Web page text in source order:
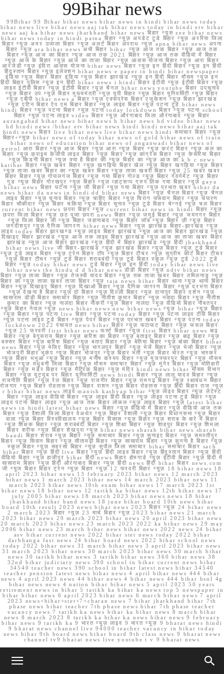
99Bihar news
99Bihar 99 Bihar bihar news bihar news in hindi bihar news today
bihar news live bihar news aaj tak bihar news today in hindi etv bihar
news aaj ka bihar news jharkhand bihar news बिहार न्यूस zee bihar news
bihar news today in hindi patna बिहार न्यूज़ अपडेट टुडे बिहार न्यूज़ अररिया जिला
बिहार न्यूज़ अमर उजाला बिहार न्यूज़ अलर्ट बिहार अपराध न्यूज़ apna bihar news अपना
बिहार न्यूज़ ara bihar news अभी बिहार bihar न्यूज़ आज तक बिहार न्यूज़ आज तक
बिहार न्यूज़ आज का बिहार न्यूज़ आज तक 2021 बिहार न्यूज़ आज तक वीडियो में बिहार
न्यूज़ आज के बिहार न्यूज़ आज का ताजा बिहार न्यूज़ आवास योजना बिहार न्यूज़ आरा बिहार
आरजेडी न्यूज़ इंदिरा आवास योजना bihar news बिहार न्यूज़ इन हिंदी बिहार न्यूज़ इन हिंदी
हिंदुस्तान बिहार न्यूज़ इलेक्शन bihar news e paper in hindi bihar newspaper
इंडिया न्यूज़ बिहार बिहार इंडिया न्यूज़ बिहार झारखंड न्यूज़ इन हिंदी बिहार मौसम न्यूज़ इन
हिंदी बिहार पुलिस न्यूज़ इन हिंदी bihar news i hindi बिहार ईटीवी न्यूज़ ईटीवी बिहार न्यूज़
लाइव ईटीवी बिहार न्यूज़ ईटीवी बिहार न्यूज़ चैनल bihar news youtube बिहार उपचुनाव
न्यूज़ बिहार उप न्यूज़ बिहार मुख्यमंत्री न्यूज़ यूपी बिहार न्यूज़ बिहार यूनिवर्सिटी न्यूज़ बिहार
न्यूज़ एबीपी bihar news a बिहार न्यूज़ एक्सप्रेस बिहार एजुकेशन न्यूज़ बिहार झारखंड
न्यूज़ एटिन बिहार ऐप एम बिहार बिहार न्यूज़ लाइव बिहार न्यूज़ पटना टुडे bihar news
hindi बिहार न्यूज़ पटना बिहार न्यूज़ पटना today lockdown बिहार न्यूज़ पटना school
बिहार न्यूज़ पटना लाइव video बिहार न्यूज़ औरंगाबाद जिला औरंगाबाद न्यूज़ बिहार
aurangabad bihar news bihar news h bihar news hd video bihar news
hd hindi news /bihar etv bihar news hindi hindi news bihar aaj tak
hindi news बिहार live bihar news live bihar news hindi समाचार बिहार न्यूज़
बिहार+न्यूज़ bihar news of today bihar news of gold bihar news of train
bihar news of education bihar news of anganwadi bihar news of
petrol आरा बिहार न्यूज़ आज बिहार न्यूज़ आरा न्यूज़ बिहार न्यूज़ करंट बिहार न्यूज़ कल का
बिहार न्यूज़ क्राइम केजीपी लाइव बिहार न्यूज़ बिहार न्यूज़ कांग्रेस बिहार न्यूज़ केसरिया बिहार
न्यूज़ किडनी बिहार न्यूज़ क्या है बिहार की न्यूज़ बिहार का न्यूज़ आज का k b c news
katihar बिहार न्यूज़ खबर बिहार न्यूज़ खगड़िया बिहार खेल न्यूज़ बिहार खगड़िया न्यूज़ बिहार
न्यूज़ ताजा खबर बिहार का न्यूज़ खबर बिहार न्यूज़ ताजा खबरी बिहार न्यूज़ 25 खबर खबर
बिहार बिहार न्यूज़ गोपालगंज बिहार न्यूज़ गया बिहार गोल्ड न्यूज़ बिहार गवर्नमेंट न्यूज़ बिहार
गुड न्यूज़ बिहार गोरखपुर न्यूज़ बिहार न्यूज़ व्हाट्सप्प ग्रुप लिंक गया बिहार न्यूज़ gaya
bihar news बिहार घटना न्यूज़ जी बिहार न्यूज़ गया बिहार न्यूज़ प्रभात खबर bihar da
news bihar da news in hindi dd bihar news बिहार न्यूज़ चैनल बिहार न्यूज़ चैनल
लाइव बिहार न्यूज़ चुनाव बिहार न्यूज़ चाहिए बिहार न्यूज़ चिराग पासवान बिहार न्यूज़ चंपारण
बिहार चौकीदार न्यूज़ बिहार चकिया न्यूज़ बिहार चुनाव न्यूज़ टुडे बिहार चेन्नई न्यूज़ चल बिहार
current bihar news छपरा बिहार न्यूज़ current bihar news in hindi बिहार न्यूज़
छपरा जिला बिहार न्यूज़ छठ पूजा छपरा news बिहार न्यूज़ जमुई बिहार न्यूज़ जयनगर बिहार
न्यूज़ जिला बिहार जी न्यूज़ बिहार जहानाबाद न्यूज़ बिहार जॉब न्यूज़ बिहार ज़ी न्यूज़ बिहार
जगदीशपुर न्यूज़ दैनिक जागरण bihar news बिहार न्यूज़ झारखंड बिहार-झारखंड न्यूज़
लाइव today बिहार झारखण्ड न्यूज़ लाइव बिहार झारखंड न्यूज़ आज का बिहार झारखंड न्यूज़
दिखाइए बिहार झारखंड न्यूज़ आज तक लाइव बिहार झारखंड न्यूज़ आज का ताजा खबर बिहार
झारखंड न्यूज़ आज बिहार झारखंड न्यूज़ हिंदी में बिहार झारखंड न्यूज़ हिंदी jharkhand
bihar news live जी बिहार-झारखंड न्यूज़ झारखंड बिहार न्यूज़ बिहार न्यूज़ टुडे बिहार
न्यूज़ टुडे लाइव बिहार न्यूज़ ट्रेन बिहार टॉप न्यूज़ बिहार टीचर न्यूज़ सुप्रीम कोर्ट बिहार टीचर
न्यूज़ बिहार टीचर न्यूज़ टुडे बिहार शराबबंदी न्यूज़ टुडे बिहार स्कूल न्यूज़ टुडे 2022 टुडे
बिहार न्यूज़ today bihar news टुडे बिहार न्यूज़ इन हिंदी today bihar news live
bihar news the hindu d d bihar news डीडी बिहार न्यूज़ ndtv bihar news
बिहार न्यूज़ ताजा बिहार न्यूज़ तेजस्वी यादव बिहार न्यूज़ तक ताजा खबर बिहार तमिलनाडु न्यूज़
बिहार का न्यूज़ ताजा खबर ताजा बिहार न्यूज़ taja news bihar बिहार थाना न्यूज़ थाना बिहार
बिहार न्यूज़ दिखाइए बिहार न्यूज़ दिखाओ बिहार न्यूज़ दैनिक जागरण बिहार न्यूज़ दरभंगा बिहार
न्यूज़ देखना है बिहार न्यूज़ दो बिहार न्यूज़ दिल्ली बिहार न्यूज़ दानापुर बिहार दर्शन न्यूज़
सासाराम डीडी बिहार समाचार बिहार न्यूज़ नीतीश कुमार बिहार न्यूज़ नवादा बिहार न्यूज़ नीतीश
कुमार का बिहार न्यूज़ नालंदा बिहार नौकरी न्यूज़ बिहार नालंदा न्यूज़ वीडियो बिहार नौबतपुर
न्यूज़ बिहार नेपाल न्यूज़ news bihar news new bihar news न्यूज़ bihar न्यूज़ बिहार
न्यूज़ बिहार न्यूज़ पटना live बिहार न्यूज़ पटना today बिहार न्यूज़ पटना लाइव टीवी बिहार
न्यूज़ पटना लाइव टुडे बिहार न्यूज़ पेपर बिहार न्यूज़ प्रभात खबर बिहार न्यूज़ पटना today
lockdown 2022 पंचायत news bihar बिहार न्यूज़ फटाफट बिहार न्यूज़ फसल बिहार
न्यूज़ 25 फरवरी first bihar news फर्स्ट बिहार न्यूज़ first बिहार bihar news बाढ़
बिहार न्यूज़ बेगूसराय बिहार न्यूज़ बारिश का बिहार न्यूज़ बताइए बिहार न्यूज़ बाढ़ बिहार न्यूज़
बक्सर बिहार न्यूज़ बारिश बिहार न्यूज़ बताएं बिहार न्यूज़ बेतिया बिहार न्यूज़ बांका बिहार bihar
news बिहार न्यूज़ भेजिए बिहार न्यूज़ भागलपुर बिहार न्यूज़ भेजें बिहार न्यूज़ भेजो बिहार न्यूज़
भोजपुरी बिहार भूकंप न्यूज़ बिहार भोजपुर न्यूज़ बिहार भर्ती न्यूज़ बिहार भारत न्यूज़ भास्कर
न्यूज़ बिहार भभुआ न्यूज़ बिहार न्यूज़ मनीष कश्यप बिहार न्यूज़ मुजफ्फरपुर बिहार न्यूज़ मौसम
बिहार न्यूज़ मधुबनी जिला बिहार न्यूज़ मौसम समाचार बिहार न्यूज़ मुंगेर बिहार न्यूज़ मोतिहारी
बिहार न्यूज़ मर्डर बिहार न्यूज़ मैट्रिक बिहार न्यूज़ मंदिर hindi news bihar मौसम विभाग
बिहार न्यूज़ यूट्यूब पर बिहार यूनिवर्सिटी news hindi बिहार न्यूज़ लालू यादव बिहार न्यूज़
राजनीति बिहार न्यूज़ रेल बिहार न्यूज़ राजगीर बिहार न्यूज़ रामगढ़ बिहार न्यूज़ रक्षाबंधन बिहार
रोजगार न्यूज़ बिहार रोहतास न्यूज़ बिहार राशन न्यूज़ बिहार रोहतास न्यूज़ हिंदी बिहार राज न्यूज़
r bihar bihar news लाइव manish kashyap bihar न्यूज़ लाइव बिहार न्यूज़ लेटेस्ट
बिहार न्यूज़ लाइव वीडियो बिहार न्यूज़ लाइव हिंदी बिहार न्यूज़ लाइव पटना टुडे बिहार न्यूज़
लाइव पटना बिहार लाइव न्यूज़ आज तक बिहार लोकल न्यूज़ लाइव बिहार न्यूज़ latest bihar
news in hindi latest bihar news बिहार न्यूज़ वीडियो में बिहार न्यूज़ वीडियो आज तक
बिहार न्यूज़ वैशाली जिला बिहार वेअथेर न्यूज़ बिहार वैशाली न्यूज़ बिहार विधानसभा न्यूज़ बिहार
वाला न्यूज़ बिहार विश्वविद्यालय न्यूज़ बिहार विकास न्यूज़ बिहार न्यूज़ शराब के बारे में बिहार
न्यूज़ शिक्षक बिहार न्यूज़ शराबबंदी बिहार न्यूज़ शिक्षा बिहार न्यूज़ शाहपुर बिहार न्यूज़ शिमला
बिहार शरीफ न्यूज़ बिहार शेखपुरा न्यूज़ bihar news sharab bihar news sharab
bandi बिहार शराब न्यूज़ बिहार न्यूज़ समाचार बिहार न्यूज़ सुनाइए बिहार न्यूज़ समस्तीपुर
बिहार न्यूज़ सिवान बिहार न्यूज़ सीतामढ़ी बिहार न्यूज़ सासाराम बिहार न्यूज़ सुनना है बिहार न्यूज़
स्कूल बिहार न्यूज़ सहरसा बिहार न्यूज़ सुपौल जिला समाचार bihar समाचार बिहार sach
bihar बिहार न्यूज़ हिंदी live बिहार न्यूज़ हिंदी लाइव बिहार न्यूज़ हिंदुस्तान बिहार न्यूज़ हिंदी
वीडियो बिहार न्यूज़ हाजीपुर bihar हिंदी news बिहार होमगार्ड न्यूज़ ईटीवी बिहार न्यूज़ हिंदी में
सासाराम बिहार न्यूज़ हिंदी औरंगाबाद बिहार न्यूज़ हिंदी news हिंदी bihar बिहार news.com
जी न्यूज बिहार बिहार ट्रेन न्यूज़ बिहार न्यूज़ 12 फरवरी बिहार न्यूज़ 18 bihar news 18
april 2023 bihar news 13 february 2023 bihar news 12 march 2023
bihar news 1 march 2023 bihar news 14 march 2023 bihar news 11
march 2023 bihar news 10th exam bihar news 17 march 2023 1st
bihar news 18 bihar news 12 tarikh ka bihar news 12th bihar news 17
july 2005 bihar news 18 march 2023 bihar news news 18 bihar
jharkhand bihar band news 18 june bihar board 10th news bihar
board 10th result 2023 news bihar news 2023 बिहार न्यूज़ 24 bihar news
2 march 2023 बिहार न्यूज़ 23 मार्च बिहार न्यूज़ 2023 bihar news 21 march
2023 bihar news 29 march 2023 bihar news 20 april 2023 bihar news
20 march 2023 bihar news 23 march 2023 2022 ka bihar news 29 may
2006 bihar news 23 march bihar news bihar news 2022 news 24 bihar
asv bihar current news 2022 bihar stet news today 2022 bihar
darbhanga fast news 24 bihar board news 2022 bihar school news
today 2022 bihar news 31 march bihar news 3 april 2023 bihar news
31 march 2023 bihar news 30 march 2023 bihar news 30 march bihar
news 30 tarikh bihar news 3 tarikh bihar news 360 bihar news 38
32nd bihar judiciary news 390 school in bihar current news bihar
34540 teacher news 390 school in bihar latest news bihar 34540
teacher pension latest news bihar news 4 april bihar news 444 bihar
news 4 april 2023 news 44 bihar news 4 bihar news 444 bihar bsnl 4g
bihar news news 4 nation bihar bihar news 5 april 2023 50 years
retirement news in bihar 5 tarikh ka bihar ka news top 5 newspaper in
bihar bihar news 6 april 2023 bihar news 6 march bihar news 7 april
2023 news+bihar+stet+7+charan news 7 bihar jharkhand bihar 7th
phase news bihar teacher 7th phase news bihar 7th phase teacher
vacancy news 7 tarikh ka news bihar ka bihar news 8 march bihar
news 8 march 2023 8 tarikh ka bihar ka news bihar news 9 february
bihar news 9 tarikh ka 9 भारत न्यूज़ लाइव 9 भारत न्यूज़ 9 bharat news hindi
9 bharat news channel live 94000 teacher vacancy in bihar today
news bihar 9th board news bihar board 9th class news 9 bharat news
channel tv9 bharat news live youtube t v 9 bharat news